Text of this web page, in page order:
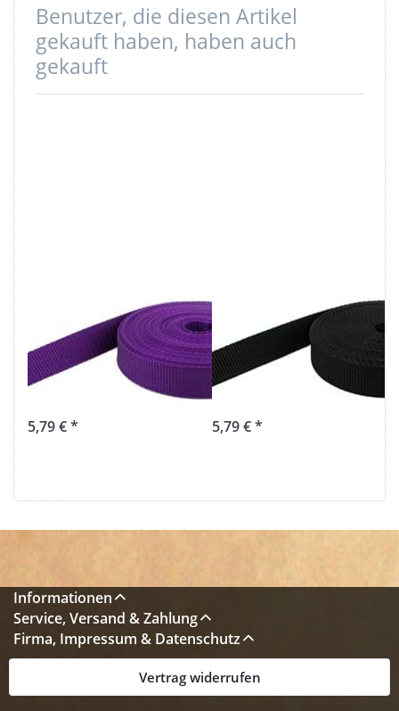
Benutzer, die diesen Artikel
gekauft haben, haben auch
gekauft
Gurtband -
25mm breit -
1,4mm stark -
lila (UV)
5,79 € *
Gurtband -
25mm breit -
1,4mm stark -
schwarz (UV)
5,79 € *
Informationen
Service, Versand & Zahlung
Firma, Impressum & Datenschutz
Vertrag widerrufen